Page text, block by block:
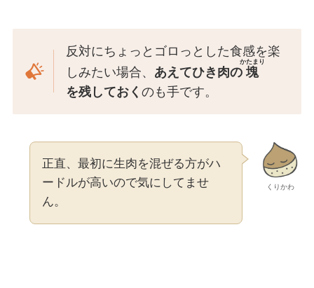
反対にちょっとゴロっとした食感を楽
しみたい場合、 あえてひき肉の 塊
かたまり
を残しておくのも手です。
くりかわ
正直、最初に生肉を混ぜる方がハ
ードルが高いので気にしてませ
ん。